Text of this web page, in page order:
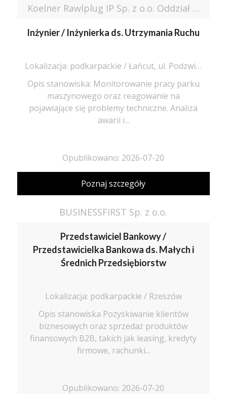
Koelner Rawlplug IP Sp. z o.o. Oddział w Łańcucie
Inżynier / Inżynierka ds. Utrzymania Ruchu
Lokalizacja: podkarpackie / Łańcut, ul. Podzwierzyniec 41
Opis stanowiska: Monitorowanie pracy parku
maszynowego oraz reagowanie na
pojawiające się problemy techniczne. Analiza
awarii i...
Opublikowano: 2026-07-20
Poznaj szczegóły
BUSINESSFIRST Sp. z o.o.
Przedstawiciel Bankowy /
Przedstawicielka Bankowa ds. Małych i
Średnich Przedsiębiorstw
Lokalizacja: podkarpackie / Rzeszów
Opis stanowiska Pozyskiwanie klientów
biznesowych oraz sprzedaż produktów
finansowych B2B, takich jak leasing, kredyty
firmowe, rachunki...
Opublikowano: 2026-07-20